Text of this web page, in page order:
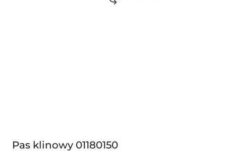
Pas klinowy 01180150